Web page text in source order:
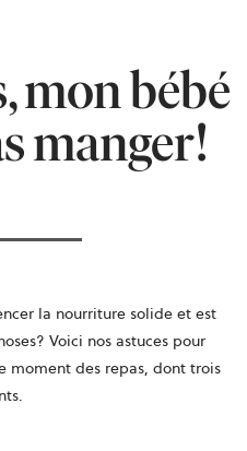
mon bébé
manger!
la nourriture solide et est
Voici nos astuces pour
moment des repas, dont trois